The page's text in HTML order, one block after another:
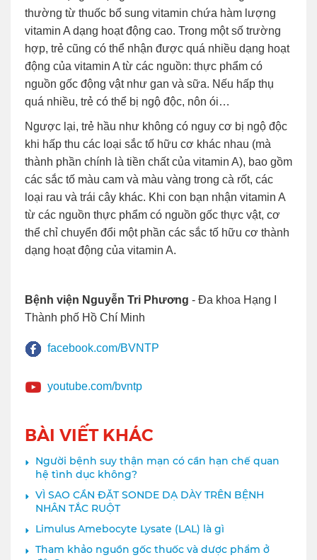
thường từ thuốc bổ sung vitamin chứa hàm lượng
vitamin A dạng hoạt động cao. Trong một số trường
hợp, trẻ cũng có thể nhận được quá nhiều dạng hoạt
động của vitamin A từ các nguồn: thực phẩm có
nguồn gốc động vật như gan và sữa. Nếu hấp thụ
quá nhiều, trẻ có thể bị ngộ độc, nôn ói…
Ngược lại, trẻ hầu như không có nguy cơ bị ngộ độc
khi hấp thu các loại sắc tố hữu cơ khác nhau (mà
thành phần chính là tiền chất của vitamin A), bao gồm
các sắc tố màu cam và màu vàng trong cà rốt, các
loại rau và trái cây khác. Khi con bạn nhận vitamin A
từ các nguồn thực phẩm có nguồn gốc thực vật, cơ
thể chỉ chuyển đổi một phần các sắc tố hữu cơ thành
dạng hoạt động của vitamin A.
Bệnh viện Nguyễn Tri Phương - Đa khoa Hạng I
Thành phố Hồ Chí Minh
facebook.com/BVNTP
youtube.com/bvntp
BÀI VIẾT KHÁC
Người bệnh suy thận mạn có cần hạn chế quan
hệ tình dục không?
VÌ SAO CẦN ĐẶT SONDE DẠ DÀY TRÊN BỆNH
NHÂN TẮC RUỘT
Limulus Amebocyte Lysate (LAL) là gì
Tham khảo nguồn gốc thuốc và dược phẩm ở